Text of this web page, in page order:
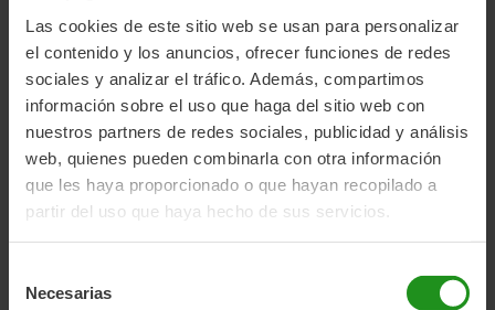
Las cookies de este sitio web se usan para personalizar
el contenido y los anuncios, ofrecer funciones de redes
sociales y analizar el tráfico. Además, compartimos
información sobre el uso que haga del sitio web con
nuestros partners de redes sociales, publicidad y análisis
web, quienes pueden combinarla con otra información
que les haya proporcionado o que hayan recopilado a
partir del uso que haya hecho de sus servicios.
Necesarias